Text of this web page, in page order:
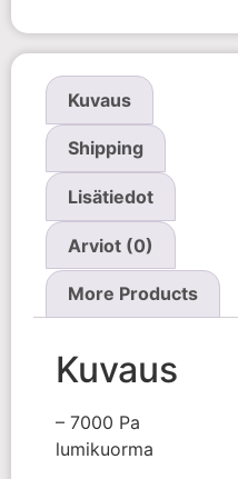
Kuvaus
Shipping
Lisätiedot
Arviot (0)
More Products
Kuvaus
– 7000 Pa
lumikuorma